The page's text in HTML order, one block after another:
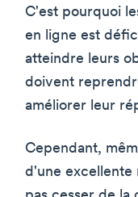
C'est pourquoi
en ligne est
atteindre leurs
doivent
améliorer leur
Cependant,
d'une excellente